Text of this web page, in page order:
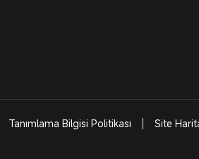
Tanımlama Bilgisi Politikası Site